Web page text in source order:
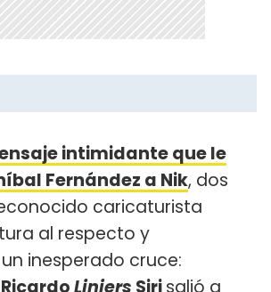
intimidante que le
Fernández a Nik, dos
caricaturista
al respecto y
inesperado cruce:
RicardoLiniers Sirisalió a